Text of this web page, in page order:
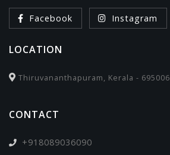
Facebook Instagram
LOCATION
Thiruvananthapuram, Kerala - 695006
CONTACT
+918089036090